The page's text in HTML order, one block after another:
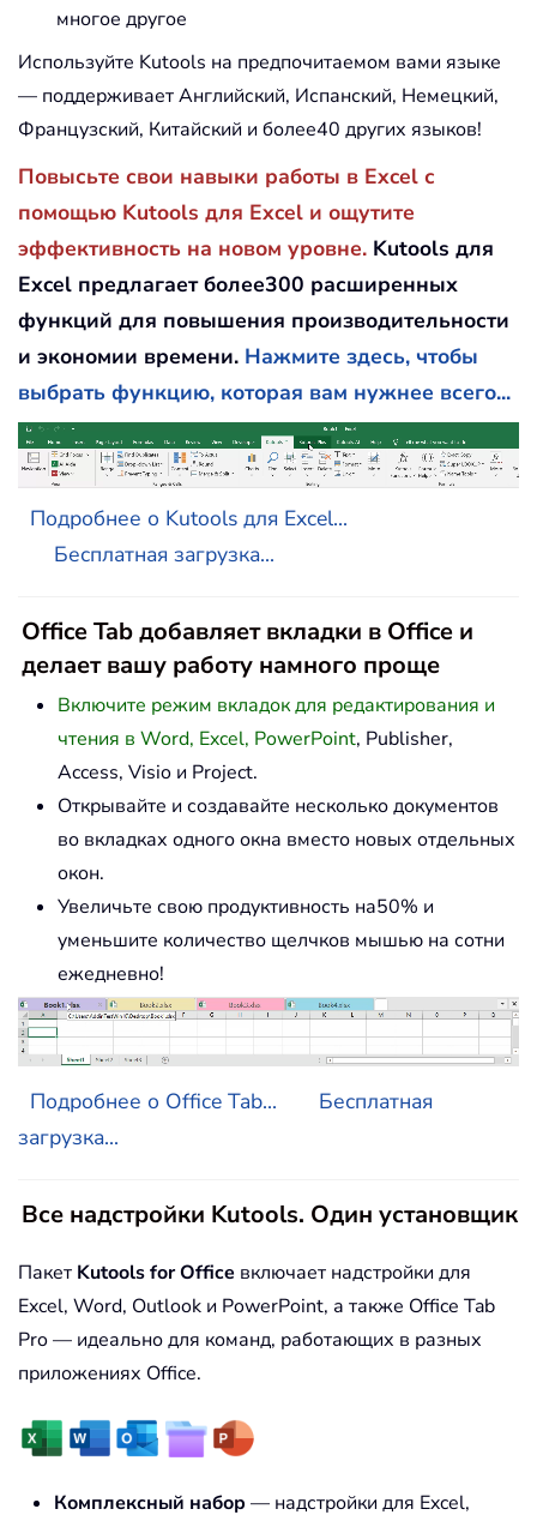
многое другое
Используйте Kutools на предпочитаемом вами языке
— поддерживает Английский, Испанский, Немецкий,
Французский, Китайский и более40 других языков!
Повысьте свои навыки работы в Excel с
помощью Kutools для Excel и ощутите
эффективность на новом уровне. Kutools для
Excel предлагает более300 расширенных
функций для повышения производительности
и экономии времени. Нажмите здесь, чтобы
выбрать функцию, которая вам нужнее всего...
Подробнее о Kutools для Excel...
Бесплатная загрузка...
Office Tab добавляет вкладки в Office и
делает вашу работу намного проще
Включите режим вкладок для редактирования и
чтения в Word, Excel, PowerPoint, Publisher,
Access, Visio и Project.
Открывайте и создавайте несколько документов
во вкладках одного окна вместо новых отдельных
окон.
Увеличьте свою продуктивность на50% и
уменьшите количество щелчков мышью на сотни
ежедневно!
Подробнее о Office Tab...
Бесплатная
загрузка...
Все надстройки Kutools. Один установщик
Пакет Kutools for Office включает надстройки для
Excel, Word, Outlook и PowerPoint, а также Office Tab
Pro — идеально для команд, работающих в разных
приложениях Office.
Комплексный набор — надстройки для Excel,